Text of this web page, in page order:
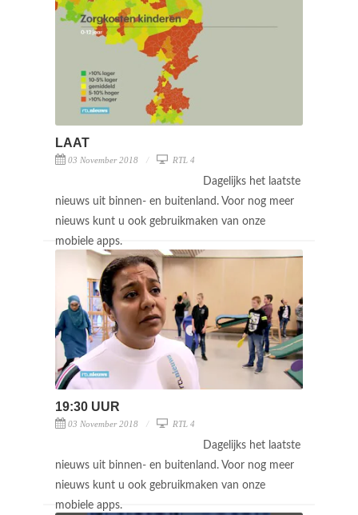
LAAT
03 November 2018 RTL 4
Dagelijks het laatste
nieuws uit binnen- en buitenland. Voor nog meer
nieuws kunt u ook gebruikmaken van onze
mobiele apps.
19:30 UUR
03 November 2018 RTL 4
Dagelijks het laatste
nieuws uit binnen- en buitenland. Voor nog meer
nieuws kunt u ook gebruikmaken van onze
mobiele apps.